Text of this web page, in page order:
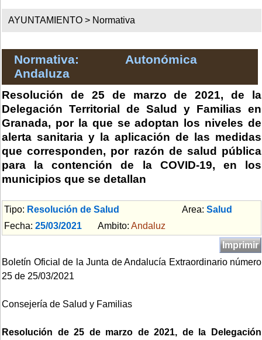
AYUNTAMIENTO > Normativa
Normativa: Autonómica
Andaluza
Resolución de 25 de marzo de 2021, de la
Delegación Territorial de Salud y Familias en
Granada, por la que se adoptan los niveles de
alerta sanitaria y la aplicación de las medidas
que corresponden, por razón de salud pública
para la contención de la COVID-19, en los
municipios que se detallan
Tipo: Resolución de Salud Area: Salud
Fecha: 25/03/2021 Ambito: Andaluz
Imprimir
Boletín Oficial de la Junta de Andalucía Extraordinario número
25 de 25/03/2021
Consejería de Salud y Familias
Resolución de 25 de marzo de 2021, de la Delegación